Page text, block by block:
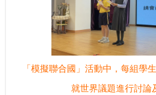
「模擬聯合國」活動中，每組學
就世界議題進行討論